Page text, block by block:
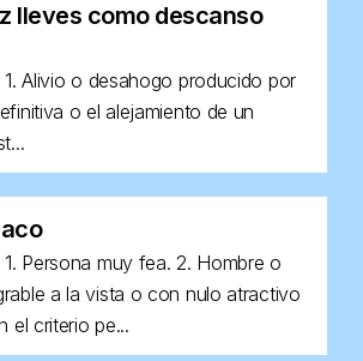
lleves como descanso
Alivio o desahogo producido por
o el alejamiento de un
Persona muy fea. 2. Hombre o
a la vista o con nulo atractivo
el criterio pe...